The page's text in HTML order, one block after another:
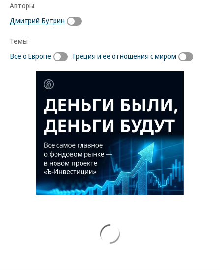
Авторы:
Дмитрий Бутрин
Темы:
Все о Европе
Греция и ее отношения с миром